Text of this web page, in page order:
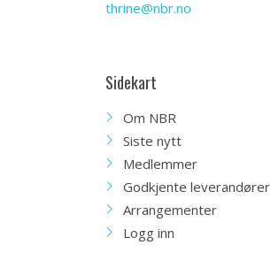
thrine@nbr.no
Sidekart
Om NBR
Siste nytt
Medlemmer
Godkjente leverandører
Arrangementer
Logg inn